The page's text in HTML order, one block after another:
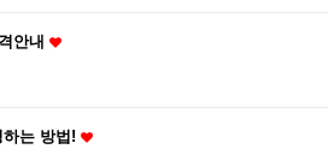
안내
는 방법!